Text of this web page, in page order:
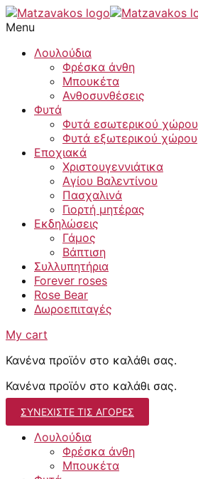
Μετάβαση
στο
περιεχόμενο
Menu
Λουλούδια
Φρέσκα άνθη
Μπουκέτα
Ανθοσυνθέσεις
Φυτά
Φυτά εσωτερικού χώρου
Φυτά εξωτερικού χώρου
Εποχιακά
Χριστουγεννιάτικα
Αγίου Βαλεντίνου
Πασχαλινά
Γιορτή μητέρας
Εκδηλώσεις
Γάμος
Βάπτιση
Συλλυπητήρια
Forever roses
Rose Bear
Δωροεπιταγές
My cart
Κανένα προϊόν στο καλάθι σας.
Κανένα προϊόν στο καλάθι σας.
ΣΥΝΕΧΊΣΤΕ ΤΙΣ ΑΓΟΡΈΣ
Λουλούδια
Φρέσκα άνθη
Μπουκέτα
Τεχνητό
στεφάνι
εκρού
τριαντάφυλλα
ποσότητα